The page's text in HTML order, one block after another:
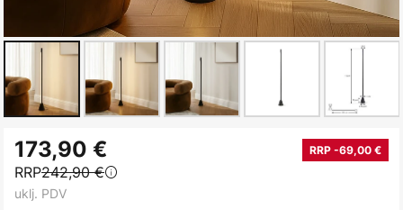
to
the
beginning
173,90 € RRP -69,00 €
RRP242,90 €
uklj. PDV